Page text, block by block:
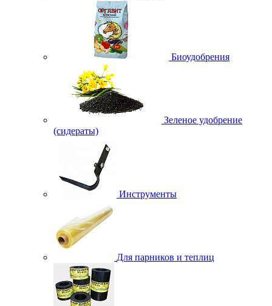
Биоудобрения
Зеленое удобрение
(сидераты)
Инструменты
Для парников и теплиц